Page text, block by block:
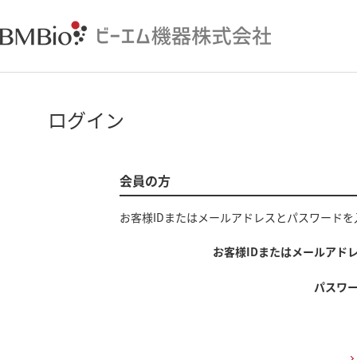
ログイン
会員の方
お客様IDまたはメールアドレス とパスワード
お客様IDまたはメールアド
パスワ